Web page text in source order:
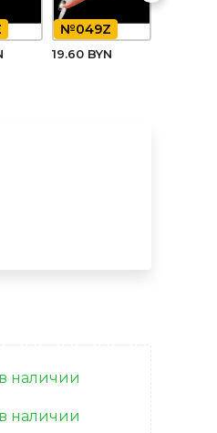
№049Z
19.60 BYN
наличии
наличии